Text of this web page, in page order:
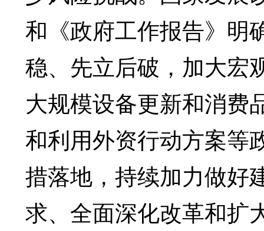
和《政府工作报告》明
稳、先立后破，加大宏
大规模设备更新和消费
和利用外资行动方案等
措落地，持续加力做好
求、全面深化改革和扩